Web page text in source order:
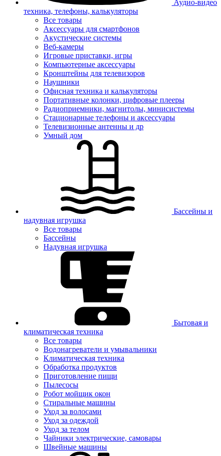
Аудио-видео
техника, телефоны, калькуляторы
Все товары
Аксессуары для смартфонов
Акустические системы
Веб-камеры
Игровые приставки, игры
Компьютерные аксессуары
Кронштейны для телевизоров
Наушники
Офисная техника и калькуляторы
Портативные колонки, цифровые плееры
Радиоприемники, магнитолы, минисистемы
Стационарные телефоны и аксессуары
Телевизионные антенны и др
Умный дом
Бассейны и
надувная игрушка
Все товары
Бассейны
Надувная игрушка
Бытовая и
климатическая техника
Все товары
Водонагреватели и умывальники
Климатическая техника
Обработка продуктов
Приготовление пищи
Пылесосы
Робот мойщик окон
Стиральные машины
Уход за волосами
Уход за одеждой
Уход за телом
Чайники электрические, самовары
Швейные машины